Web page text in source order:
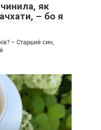
як
– бо я
– Старший син,